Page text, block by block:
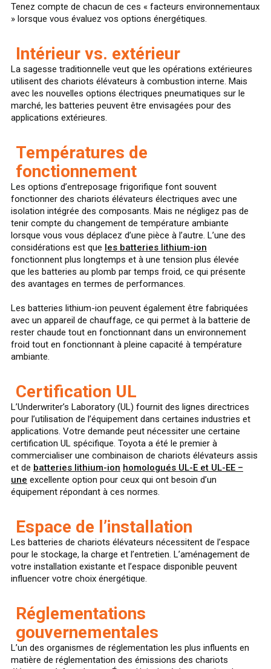
Tenez compte de chacun de ces « facteurs environnementaux
» lorsque vous évaluez vos options énergétiques.
Intérieur vs. extérieur
La sagesse traditionnelle veut que les opérations extérieures
utilisent des chariots élévateurs à combustion interne. Mais
avec les nouvelles options électriques pneumatiques sur le
marché, les batteries peuvent être envisagées pour des
applications extérieures.
Températures de
fonctionnement
Les options d’entreposage frigorifique font souvent
fonctionner des chariots élévateurs électriques avec une
isolation intégrée des composants. Mais ne négligez pas de
tenir compte du changement de température ambiante
lorsque vous vous déplacez d’une pièce à l’autre. L’une des
considérations est que les batteries lithium-ion
fonctionnent plus longtemps et à une tension plus élevée
que les batteries au plomb par temps froid, ce qui présente
des avantages en termes de performances.
Les batteries lithium-ion peuvent également être fabriquées
avec un appareil de chauffage, ce qui permet à la batterie de
rester chaude tout en fonctionnant dans un environnement
froid tout en fonctionnant à pleine capacité à température
ambiante.
Certification UL
L’Underwriter’s Laboratory (UL) fournit des lignes directrices
pour l’utilisation de l’équipement dans certaines industries et
applications. Votre demande peut nécessiter une certaine
certification UL spécifique. Toyota a été le premier à
commercialiser une combinaison de chariots élévateurs assis
et de batteries lithium-ion homologués UL-E et UL-EE –
une excellente option pour ceux qui ont besoin d’un
équipement répondant à ces normes.
Espace de l’installation
Les batteries de chariots élévateurs nécessitent de l’espace
pour le stockage, la charge et l’entretien. L’aménagement de
votre installation existante et l’espace disponible peuvent
influencer votre choix énergétique.
Réglementations
gouvernementales
L’un des organismes de réglementation les plus influents en
matière de réglementation des émissions des chariots